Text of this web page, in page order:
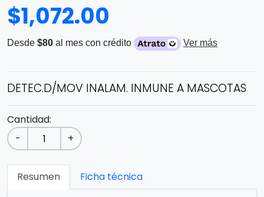
$1,072.00
Desde $80 al mes con crédito Ver más
DETEC.D/MOV INALAM. INMUNE A MASCOTAS
Cantidad:
-
+
Resumen Ficha técnica